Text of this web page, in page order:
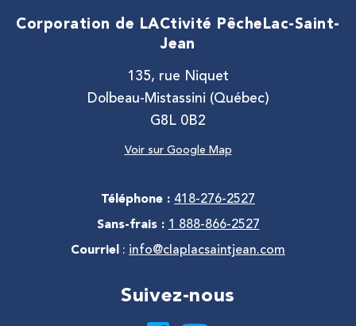
Corporation de LACtivité Pêche Lac-Saint-
Jean
135, rue Niquet
Dolbeau-Mistassini (Québec)
G8L 0B2
Voir sur Google Map
Téléphone : 418-276-2527
Sans-frais : 1 888-866-2527
Courriel : info@claplacsaintjean.com
Suivez-nous